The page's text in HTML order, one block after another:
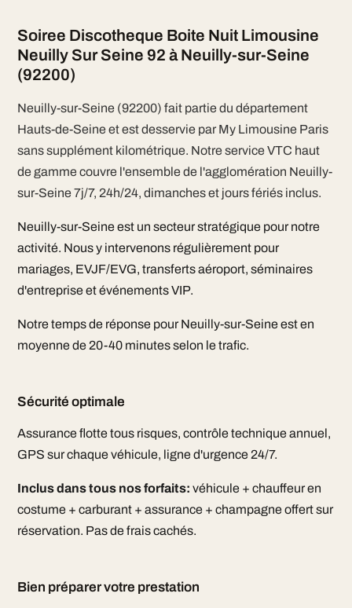
Soiree Discotheque Boite Nuit Limousine
Neuilly Sur Seine 92 à Neuilly-sur-Seine
(92200)
Neuilly-sur-Seine (92200) fait partie du département
Hauts-de-Seine et est desservie par My Limousine Paris
sans supplément kilométrique. Notre service VTC haut
de gamme couvre l'ensemble de l'agglomération Neuilly-
sur-Seine 7j/7, 24h/24, dimanches et jours fériés inclus.
Neuilly-sur-Seine est un secteur stratégique pour notre
activité. Nous y intervenons régulièrement pour
mariages, EVJF/EVG, transferts aéroport, séminaires
d'entreprise et événements VIP.
Notre temps de réponse pour Neuilly-sur-Seine est en
moyenne de 20-40 minutes selon le trafic.
Sécurité optimale
Assurance flotte tous risques, contrôle technique annuel,
GPS sur chaque véhicule, ligne d'urgence 24/7.
Inclus dans tous nos forfaits: véhicule + chauffeur en
costume + carburant + assurance + champagne offert sur
réservation. Pas de frais cachés.
Bien préparer votre prestation